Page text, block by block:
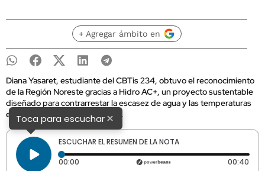
+ Agregar ámbito en
Diana Yasaret, estudiante del CBTis 234, obtuvo el reconocimiento
de la Región Noreste gracias a Hidro AC+, un proyecto sustentable
diseñado para contrarrestar la escasez de agua y las temperaturas
extremas en el norte de México.
Toca para escuchar×
ESCUCHAR EL RESUMEN DE LA NOTA
00:00 Tiempo transcurrido: 0 segundos 00:40